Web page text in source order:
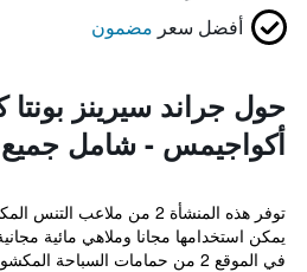
أفضل سعر مضمون
حول جراند سيرينز بونتا
أكواجيمس - شامل
توفر هذه المنشأة 2 من
يمكن استخدامها مجانا وملاهي مائية
في الموقع 2 من حمامات السباحة